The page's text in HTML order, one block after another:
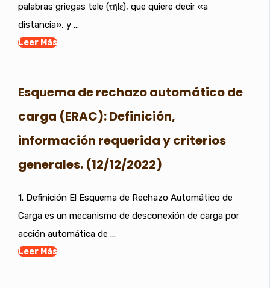
palabras griegas tele (τῆlε), que quiere decir «a
distancia», y ...
Leer Más
Esquema de rechazo automático de
carga (ERAC): Definición,
información requerida y criterios
generales. (12/12/2022)
1. Definición El Esquema de Rechazo Automático de
Carga es un mecanismo de desconexión de carga por
acción automática de ...
Leer Más